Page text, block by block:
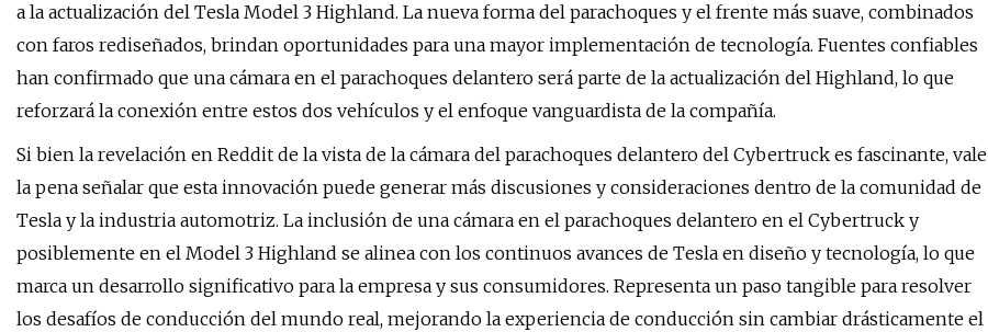
a la actualización del Tesla Model 3 Highland. La nueva forma del parachoques y el frente más suave, combinados
con faros rediseñados, brindan oportunidades para una mayor implementación de tecnología. Fuentes confiables
han confirmado que una cámara en el parachoques delantero será parte de la actualización del Highland, lo que
reforzará la conexión entre estos dos vehículos y el enfoque vanguardista de la compañía.
Si bien la revelación en Reddit de la vista de la cámara del parachoques delantero del Cybertruck es fascinante, vale
la pena señalar que esta innovación puede generar más discusiones y consideraciones dentro de la comunidad de
Tesla y la industria automotriz. La inclusión de una cámara en el parachoques delantero en el Cybertruck y
posiblemente en el Model 3 Highland se alinea con los continuos avances de Tesla en diseño y tecnología, lo que
marca un desarrollo significativo para la empresa y sus consumidores. Representa un paso tangible para resolver
los desafíos de conducción del mundo real, mejorando la experiencia de conducción sin cambiar drásticamente el